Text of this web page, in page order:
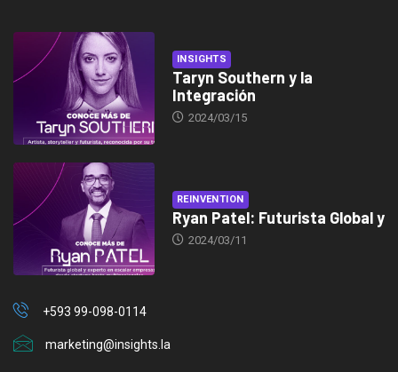
INSIGHTS
Taryn Southern y la
Integración
2024/03/15
REINVENTION
Ryan Patel: Futurista Global y
2024/03/11
+593 99-098-0114
marketing@insights.la